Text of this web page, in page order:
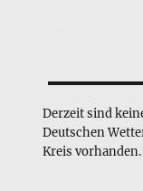
Derzeit sind
Deutschen
Kreis vorhanden.